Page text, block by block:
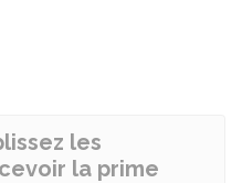
les
la prime